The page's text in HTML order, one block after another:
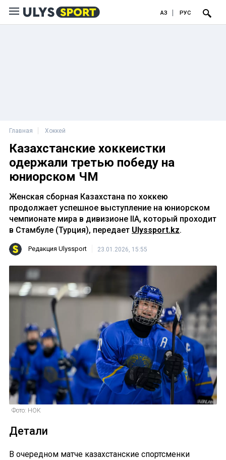
ҚАЗ РУС
Главная Хоккей
Казахстанские хоккеистки
одержали третью победу на
юниорском ЧМ
Женская сборная Казахстана по хоккею
продолжает успешное выступление на юниорском
чемпионате мира в дивизионе IIA, который проходит
в Стамбуле (Турция), передает Ulyssport.kz.
Редакция Ulyssport 23.01.2026, 15:55
Фото: НОК
Детали
В очередном матче казахстанские спортсменки